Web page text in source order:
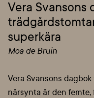
Vera Svansons
superkära
Moa de Bruin
Vera Svansons
närsynta är den